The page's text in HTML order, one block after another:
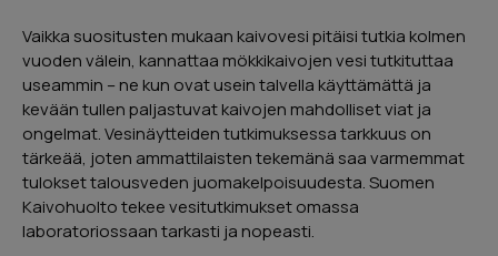
Vaikka suositusten mukaan kaivovesi pitäisi tutkia kolmen
vuoden välein, kannattaa mökkikaivojen vesi tutkituttaa
useammin – ne kun ovat usein talvella käyttämättä ja
kevään tullen paljastuvat kaivojen mahdolliset viat ja
ongelmat. Vesinäytteiden tutkimuksessa tarkkuus on
tärkeää, joten ammattilaisten tekemänä saa varmemmat
tulokset talousveden juomakelpoisuudesta. Suomen
Kaivohuolto tekee vesitutkimukset omassa
laboratoriossaan tarkasti ja nopeasti.